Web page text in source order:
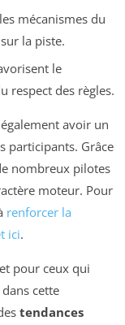
mécanismes du
la piste.
le
respect des règles.
avoir un
participants. Grâce
nombreux pilotes
moteur. Pour
renforcer la
ici.
pour ceux qui
cette
tendances